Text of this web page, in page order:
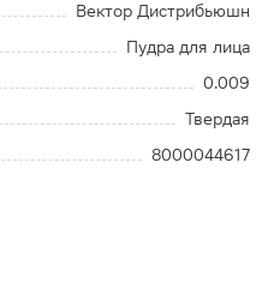
Вектор Дистрибьюшн
Пудра для лица
0.009
Твердая
8000044617